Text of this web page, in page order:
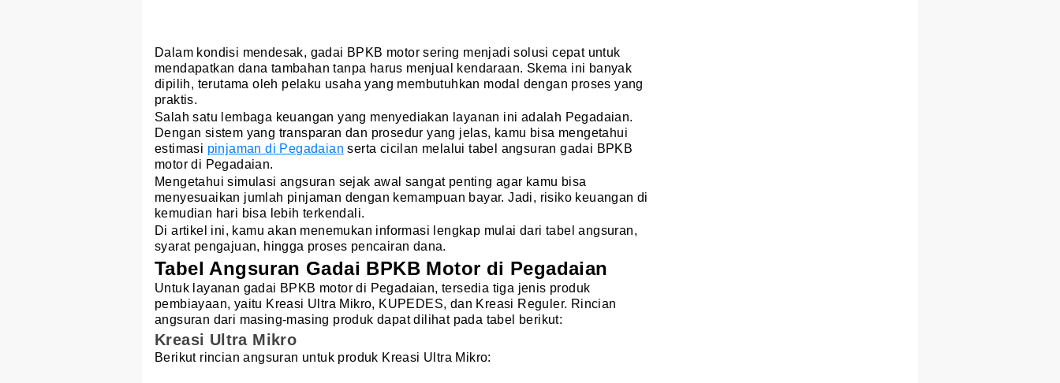
Dalam kondisi mendesak, gadai BPKB motor sering menjadi solusi cepat untuk
mendapatkan dana tambahan tanpa harus menjual kendaraan. Skema ini banyak
dipilih, terutama oleh pelaku usaha yang membutuhkan modal dengan proses yang
praktis.
Salah satu lembaga keuangan yang menyediakan layanan ini adalah Pegadaian.
Dengan sistem yang transparan dan prosedur yang jelas, kamu bisa mengetahui
estimasi pinjaman di Pegadaian serta cicilan melalui tabel angsuran gadai BPKB
motor di Pegadaian.
Mengetahui simulasi angsuran sejak awal sangat penting agar kamu bisa
menyesuaikan jumlah pinjaman dengan kemampuan bayar. Jadi, risiko keuangan di
kemudian hari bisa lebih terkendali.
Di artikel ini, kamu akan menemukan informasi lengkap mulai dari tabel angsuran,
syarat pengajuan, hingga proses pencairan dana.
Tabel Angsuran Gadai BPKB Motor di Pegadaian
Untuk layanan gadai BPKB motor di Pegadaian, tersedia tiga jenis produk
pembiayaan, yaitu Kreasi Ultra Mikro, KUPEDES, dan Kreasi Reguler. Rincian
angsuran dari masing-masing produk dapat dilihat pada tabel berikut:
Kreasi Ultra Mikro
Berikut rincian angsuran untuk produk Kreasi Ultra Mikro: